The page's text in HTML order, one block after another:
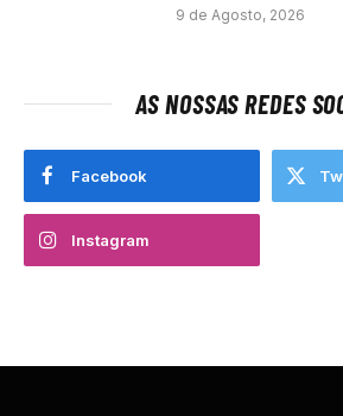
9 de Agosto, 2026
AS NOSSAS REDES
Facebook
Instagram